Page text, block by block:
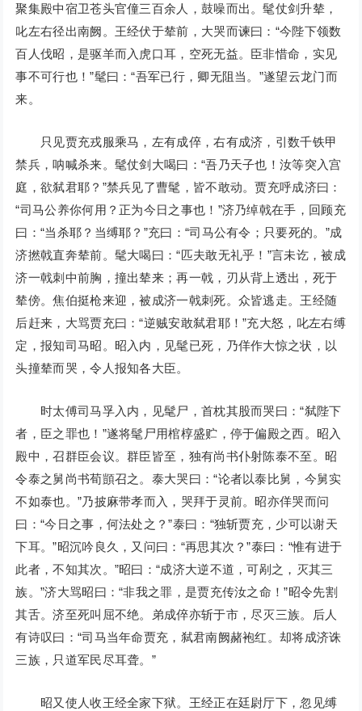
聚集殿中宿卫苍头官僮三百余人，鼓噪而出。髦仗剑升辇，
叱左右径出南阙。王经伏于辇前，大哭而谏曰：“今陛下领数
百人伐昭，是驱羊而入虎口耳，空死无益。臣非惜命，实见
事不可行也！”髦曰：“吾军已行，卿无阻当。”遂望云龙门而
来。
只见贾充戎服乘马，左有成倅，右有成济，引数千铁甲
禁兵，呐喊杀来。髦仗剑大喝曰：“吾乃天子也！汝等突入宫
庭，欲弑君耶？”禁兵见了曹髦，皆不敢动。贾充呼成济曰：
“司马公养你何用？正为今日之事也！”济乃绰戟在手，回顾充
曰：“当杀耶？当缚耶？”充曰：“司马公有令；只要死的。”成
济撚戟直奔辇前。髦大喝曰：“匹夫敢无礼乎！”言未讫，被成
济一戟刺中前胸，撞出辇来；再一戟，刃从背上透出，死于
辇傍。焦伯挺枪来迎，被成济一戟刺死。众皆逃走。王经随
后赶来，大骂贾充曰：“逆贼安敢弑君耶！”充大怒，叱左右缚
定，报知司马昭。昭入内，见髦已死，乃佯作大惊之状，以
头撞辇而哭，令人报知各大臣。
时太傅司马孚入内，见髦尸，首枕其股而哭曰：“弑陛下
者，臣之罪也！”遂将髦尸用棺椁盛贮，停于偏殿之西。昭入
殿中，召群臣会议。群臣皆至，独有尚书仆射陈泰不至。昭
令泰之舅尚书荀顗召之。泰大哭曰：“论者以泰比舅，今舅实
不如泰也。”乃披麻带孝而入，哭拜于灵前。昭亦佯哭而问
曰：“今日之事，何法处之？”泰曰：“独斩贾充，少可以谢天
下耳。”昭沉吟良久，又问曰：“再思其次？”泰曰：“惟有进于
此者，不知其次。”昭曰：“成济大逆不道，可剐之，灭其三
族。”济大骂昭曰：“非我之罪，是贾充传汝之命！”昭令先割
其舌。济至死叫屈不绝。弟成倅亦斩于市，尽灭三族。后人
有诗叹曰：“司马当年命贾充，弑君南阙赭袍红。却将成济诛
三族，只道军民尽耳聋。”
昭又使人收王经全家下狱。王经正在廷尉厅下，忽见缚